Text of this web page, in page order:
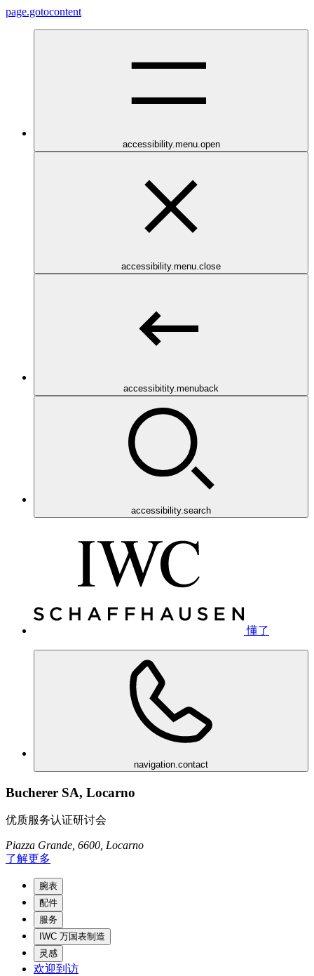
page.gotocontent
accessibility.menu.open
accessibility.menu.close
accessibitity.menuback
accessibility.search
懂了
navigation.contact
Bucherer SA, Locarno
优质服务认证研讨会
Piazza Grande, 6600, Locarno
了解更多
腕表
配件
服务
IWC 万国表制造
灵感
欢迎到访